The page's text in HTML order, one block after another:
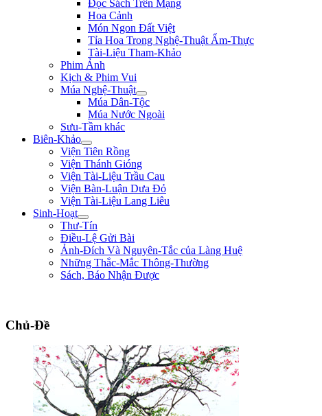
Đọc Sách Trên Mạng
Hoa Cảnh
Món Ngon Đất Việt
Tỉa Hoa Trong Nghệ-Thuật Ẩm-Thực
Tài-Liệu Tham-Khảo
Phim Ảnh
Kịch & Phim Vui
Múa Nghệ-Thuật
Múa Dân-Tộc
Múa Nước Ngoài
Sưu-Tầm khác
Biên-Khảo
Viện Tiên Rồng
Viện Thánh Gióng
Viện Tài-Liệu Trầu Cau
Viện Bàn-Luận Dưa Đỏ
Viện Tài-Liệu Lang Liêu
Sinh-Hoạt
Thư-Tín
Điều-Lệ Gửi Bài
Ảnh-Đích Và Nguyên-Tắc của Làng Huệ
Những Thắc-Mắc Thông-Thường
Sách, Báo Nhận Được
Chủ-Đề